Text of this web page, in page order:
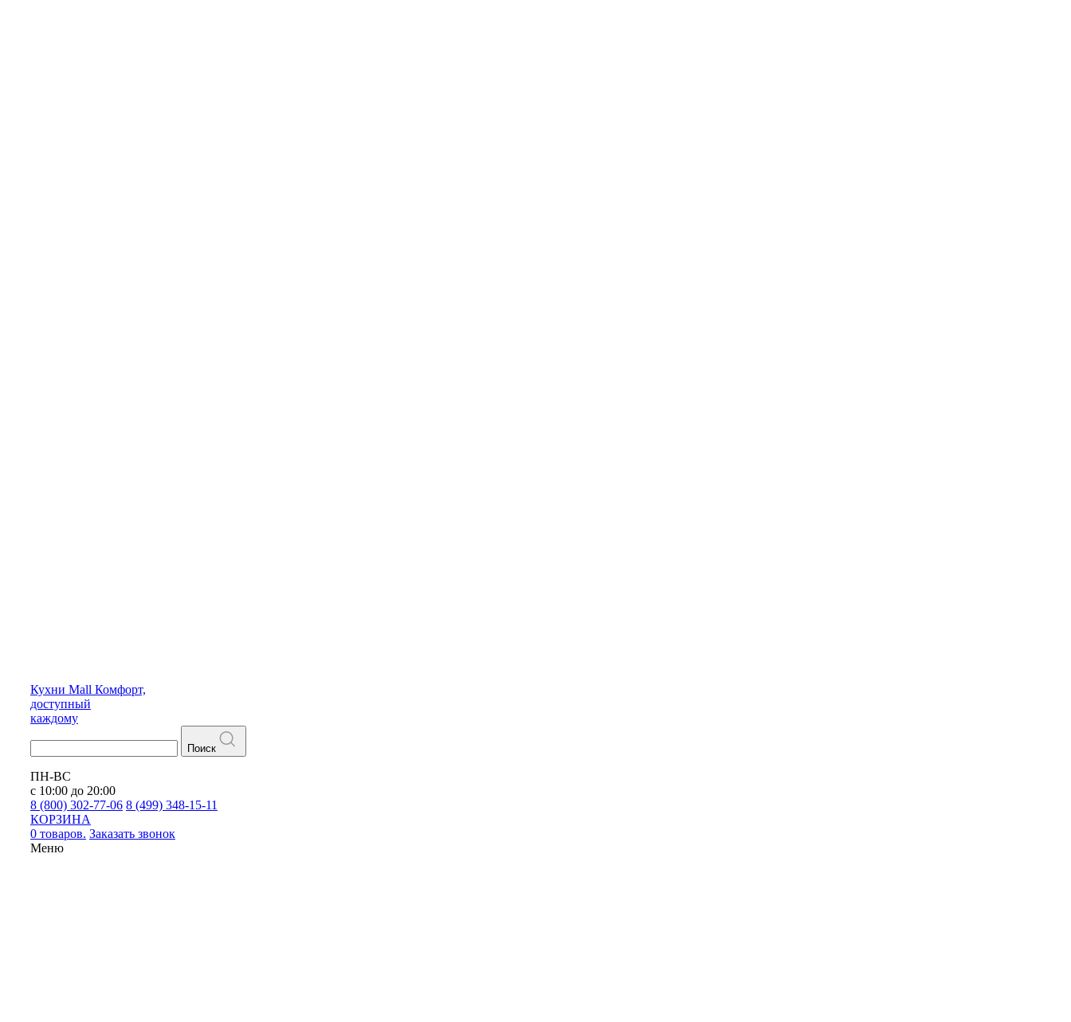
Кухни Mall Комфорт,
доступный
каждому
Поиск
ПН-ВС
с 10:00 до 20:00
8 (800) 302-77-06 8 (499) 348-15-11
КОРЗИНА
0 товаров. Заказать звонок
Меню